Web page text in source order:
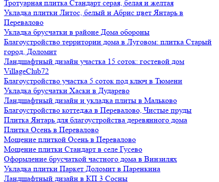
Тротуарная плитка Стандарт серая, белая и желтая
Укладка плитки Литос, белый и Абрис цвет Янтарь в
Перевалово
Укладка брусчатки в районе Дома обороны
Благоустройство территории дома в Луговом: плитка Старый
город, Доломит
Ландшафтный дизайн участка 15 соток: гостевой дом
VillageClub72
Благоустройство участка 5 соток под ключ в Тюмени
Укладка брусчатки Хаски в Дударево
Ландшафтный дизайн и укладка плиты в Мальково
Благоустройство коттеджа в Перевалово, Чистые пруды
Плитка Янтарь для благоустройства деревянного дома
Плитка Осень в Перевалово
Мощение плиткой Осень в Перевалово
Мощение плитки Стандарт в селе Гусево
Оформление брусчаткой частного дома в Винзилях
Укладка плитки Паркет Доломит в Паренкина
Ландшафтный дизайн в КП 3 Сосны